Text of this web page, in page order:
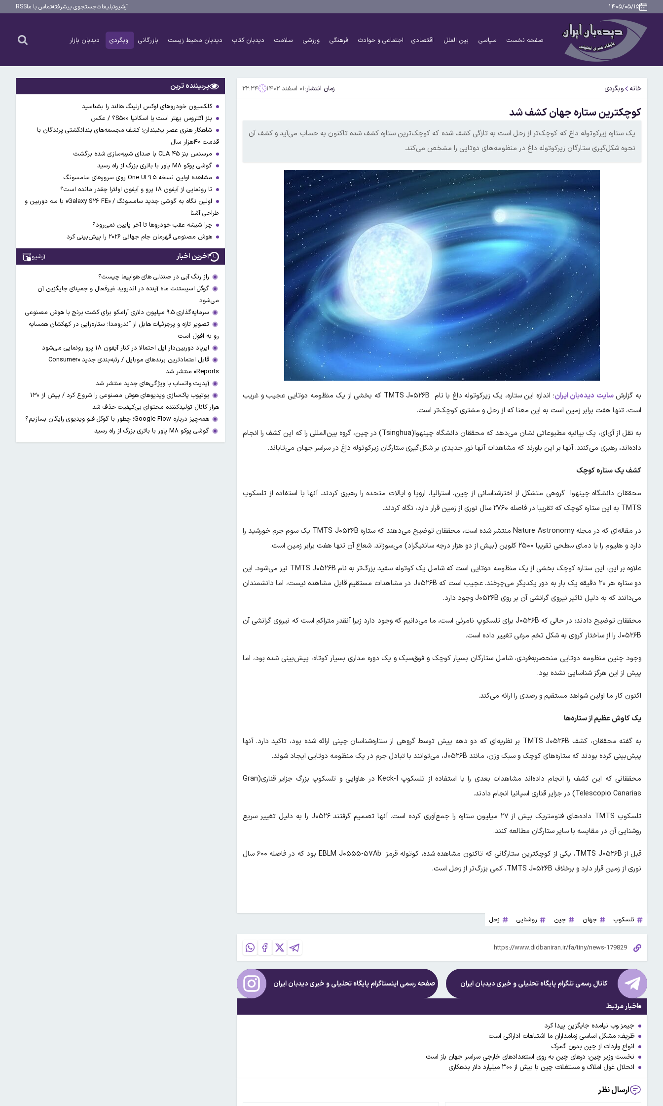
۱۴۰۵/۰۵/۱۵ آرشیوتبلیغاتجستجوی پیشرفتهتماس با ماRSS
صفحه نخست سیاسی بین الملل اقتصادی اجتماعی و حوادث فرهنگی ورزشی سلامت دیدبان کتاب دیدبان محیط زیست بازرگانی وبگردی دیدبان بازار
خانه وبگردی زمان انتشار:۰۱ اسفند ۱۴۰۲ ۲۲:۲۴
کوچکترین ستاره جهان کشف شد
یک ستاره زیرکوتوله داغ که کوچک‌تر از زحل است به تازگی کشف شده که کوچک‌ترین ستاره کشف شده تاکنون به حساب می‌آید و کشف آن
نحوه شکل‌گیری ستارگان زیرکوتوله داغ در منظومه‌های دوتایی را مشخص می‌کند.
به گزارشسایت دیده‌بان ایران
؛ اندازه این ستاره، یک زیرکوتوله داغ با نام TMTS J۰۵۲۶B که بخشی از یک منظومه دوتایی عجیب و غریب
است، تنها هفت برابر زمین است به این معنا که از زحل و مشتری کوچک‌تر است.
به نقل از آی‌ای، یک بیانیه مطبوعاتی نشان می‌دهد که محققان دانشگاه چینهوا(Tsinghua) در چین، گروه بین‌المللی را که این کشف را انجام
داده‌اند، رهبری می‌کنند. آنها بر این باورند که مشاهدات آنها نور جدیدی بر شکل‌گیری ستارگان زیرکوتوله داغ در سراسر جهان می‌تاباند.
کشف یک ستاره کوچک
محققان دانشگاه چینهوا گروهی متشکل از اخترشناسانی از چین، استرالیا، اروپا و ایالات متحده را رهبری کردند. آنها با استفاده از تلسکوپ
TMTS به این ستاره کوچک که تقریبا در فاصله ۲۷۶۰ سال نوری از زمین قرار دارد، نگاه کردند.
در مقاله‌ای که در مجله Nature Astronomy منتشر شده است، محققان توضیح می‌دهند که ستاره TMTS J۰۵۲۶B یک سوم جرم خورشید را
دارد و هلیوم را با دمای سطحی تقریبا ۲۵۰۰ کلوین (بیش از دو هزار درجه سانتیگراد) می‌سوزاند. شعاع آن تنها هفت برابر زمین است.
علاوه بر این، این ستاره کوچک بخشی از یک منظومه دوتایی است که شامل یک کوتوله سفید بزرگ‌تر به نام TMTS J۰۵۲۶B نیز می‌شود. این
دو ستاره هر ۲۰ دقیقه یک بار به دور یکدیگر می‌چرخند. عجیب است که J۰۵۲۶B در مشاهدات مستقیم قابل مشاهده نیست، اما دانشمندان
می‌دانند که به دلیل تاثیر نیروی گرانشی آن بر روی J۰۵۲۶B وجود دارد.
محققان توضیح دادند: در حالی که J۰۵۲۶B برای تلسکوپ نامرئی است، ما می‌دانیم که وجود دارد زیرا آنقدر متراکم است که نیروی گرانشی آن
J۰۵۲۶B را از ساختار کروی به شکل تخم مرغی تغییر داده است.
وجود چنین منظومه دوتایی منحصربه‌فردی، شامل ستارگان بسیار کوچک و فوق‌سبک و یک دوره مداری بسیار کوتاه، پیش‌بینی شده بود، اما
پیش از این هرگز شناسایی نشده بود.
اکنون کار ما اولین شواهد مستقیم و رصدی را ارائه می‌کند.
یک کاوش عظیم از ستاره‌ها
به گفته محققان، کشف TMTS J۰۵۲۶B بر نظریه‌ای که دو دهه پیش توسط گروهی از ستاره‌شناسان چینی ارائه شده بود، تاکید دارد. آنها
پیش‌بینی کرده بودند که ستاره‌های کوچک و سبک وزن، مانند J۰۵۲۶B، می‌توانند با تبادل جرم در یک منظومه دوتایی ایجاد شوند.
محققانی که این کشف را انجام داده‌اند مشاهدات بعدی را با استفاده از تلسکوپ Keck-I در هاوایی و تلسکوپ بزرگ جزایر قناری(Gran
Telescopio Canarias) در جزایر قناری اسپانیا انجام دادند.
تلسکوپ TMTS داده‌های فتومتریک بیش از ۲۷ میلیون ستاره را جمع‌آوری کرده است. آنها تصمیم گرفتند J۰۵۲۶ را به دلیل تغییر سریع
روشنایی آن در مقایسه با سایر ستارگان مطالعه کنند.
قبل از TMTS J۰۵۲۶B، یکی از کوچکترین ستارگانی که تاکنون مشاهده شده، کوتوله قرمز EBLM J۰۵۵۵-۵۷Ab بود که در فاصله ۶۰۰ سال
نوری از زمین قرار دارد و برخلاف TMTS J۰۵۲۶B، کمی بزرگ‌تر از زحل است.
تلسکوپ جهان چین روشنایی زحل
کانال رسمی تلگرام پایگاه تحلیلی و خبریدیدبان ایران صفحه رسمی اینستاگرام پایگاه تحلیلی و خبریدیدبان ایران
اخبار مرتبط
جیمز وب نیامده جایگزین پیدا کرد
ظریف: مشکل اساسی زمامداران ما اشتباهات اداراکی است
انواع واردات از چین بدون گمرک
نخست وزیر چین: درهای چین به روی استعداد‌های خارجی سراسر جهان باز است
انحلال غول املاک و مستغلات چین با بیش از ۳۰۰ میلیارد دلار بدهکاری
ارسال نظر
پربیننده ترین
کلکسیون خودروهای لوکس ارلینگ هالند را بشناسید
بنز اکتروس بهتر است یا اسکانیا S۵۰۰؟ / عکس
شاهکار هنری عصر یخبندان؛ کشف مجسمه‌های بندانگشتی‌ پرندگان با
قدمت ۴۰هزار سال
مرسدس بنز CLA ۴۵ با صدای شبیه‌سازی شده برگشت
گوشی پوکو M۸ پاور با باتری بزرگ از راه رسید
مشاهده اولین نسخه One UI ۹.۵ روی سرورهای سامسونگ
تا رونمایی از آیفون ۱۸ پرو و آیفون اولترا چقدر مانده است؟
اولین نگاه به گوشی جدید سامسونگ / «Galaxy S۲۶ FE» با سه دوربین و
طراحی آشنا
چرا شیشه عقب خودروها تا آخر پایین نمی‌رود؟
هوش مصنوعی قهرمان جام جهانی ۲۰۲۶ را پیش‌بینی کرد
آخرین اخبار آرشیو
راز رنگ آبی در صندلی های هواپیما چیست؟
گوگل اسیستنت ماه آینده در اندروید غیرفعال و جمینای جایگزین آن
می‌شود
سرمایه‌گذاری ۹.۵ میلیون دلاری آرامکو برای کشت برنج با هوش مصنوعی
تصویر تازه و پرجزئیات هابل از آندرومدا؛ ستاره‌زایی در کهکشان همسایه
رو به افول است
ایرپاد دوربین‌دار اپل احتمالا در کنار آیفون ۱۸ پرو رونمایی می‌شود
قابل اعتمادترین برندهای موبایل / رتبه‌بندی جدید «Consumer
Reports» منتشر شد
آپدیت‌ واتساپ با ویژگی‌های جدید منتشر شد
یوتیوب پاک‌سازی ویدیو‌های هوش مصنوعی را شروع کرد / بیش از ۱۳۰
هزار کانال تولیدکننده محتوای بی‌کیفیت حذف شد
همه‌چیز درباره Google Flow؛ چطور با گوگل فلو ویدیوی رایگان بسازیم؟
گوشی پوکو M۸ پاور با باتری بزرگ از راه رسید